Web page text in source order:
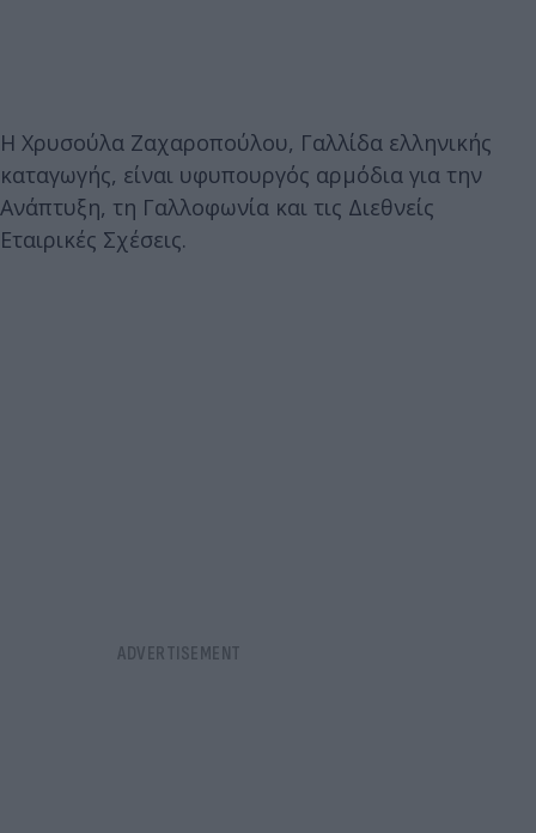
Η Χρυσούλα Ζαχαροπούλου, Γαλλίδα ελληνικής
καταγωγής, είναι υφυπουργός αρμόδια για την
Ανάπτυξη, τη Γαλλοφωνία και τις Διεθνείς
Εταιρικές Σχέσεις.